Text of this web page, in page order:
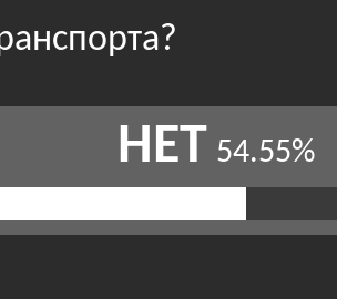
НЕТ 54.55%